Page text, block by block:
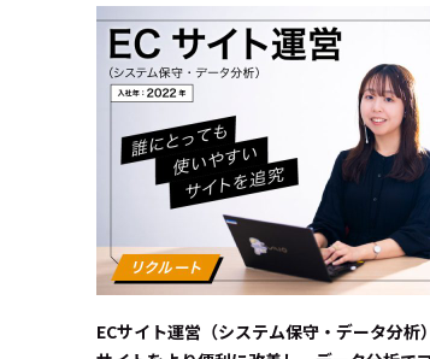
ECサイト運営（システム保守・データ分析